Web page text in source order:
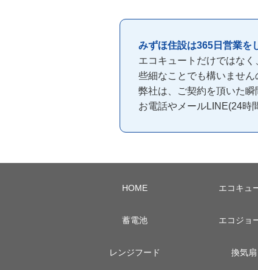
みずほ住設は365日営業を
エコキュートだけではな
些細なことでも構いません
弊社は、ご契約を頂いた
お電話やメールLINE(24時
HOME エコキュ
蓄電池 エコジョ
レンジフード 換気扇